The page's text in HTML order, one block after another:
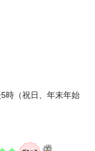
時（祝日、年末年始